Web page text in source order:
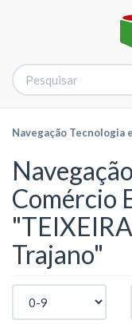
Navegação
Comércio
Trajano"